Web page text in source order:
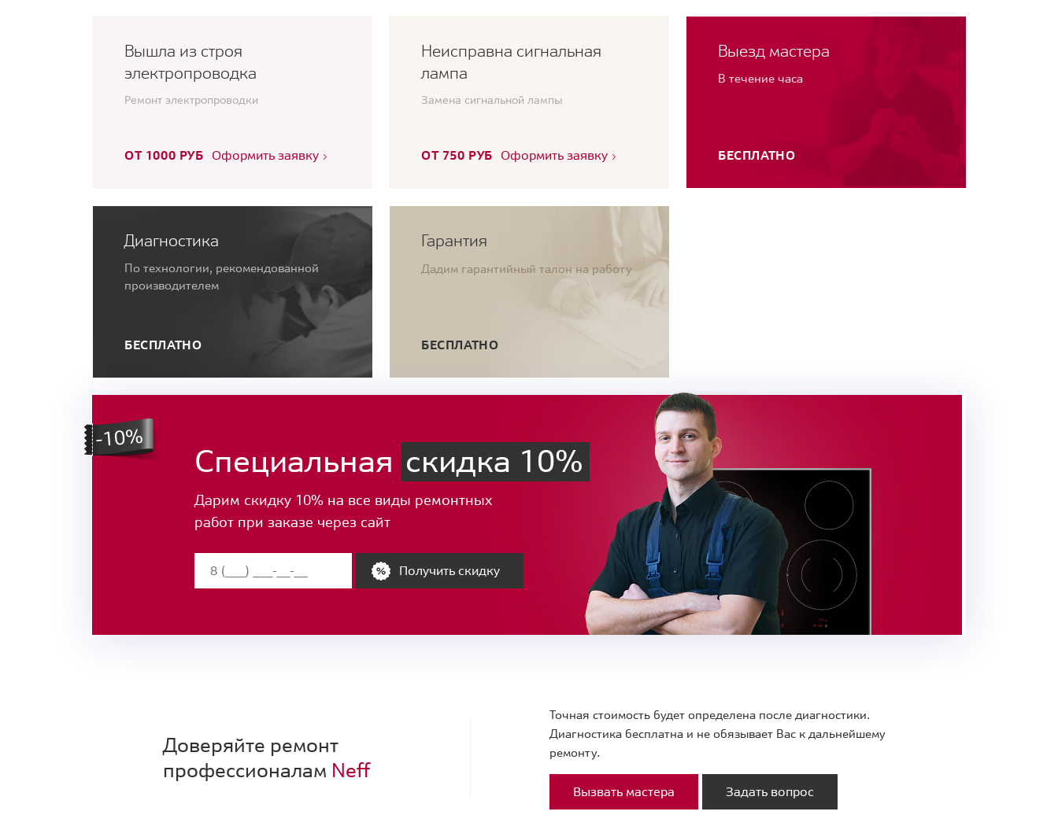
Вышла из строя
электропроводка
Ремонт электропроводки
ОТ 1000 РУБ Оформить заявку
Неисправна сигнальная
лампа
Замена сигнальной лампы
ОТ 750 РУБ Оформить заявку
Выезд мастера
В течение часа
БЕСПЛАТНО
Диагностика
По технологии, рекомендованной
производителем
БЕСПЛАТНО
Гарантия
Дадим гарантийный талон на работу
БЕСПЛАТНО
Специальная скидка 10%
Дарим скидку 10% на все виды ремонтных
работ при заказе через сайт
Получить скидку
Доверяйте ремонт
профессионалам Neff
Точная стоимость будет определена после диагностики.
Диагностика бесплатна и не обязывает Вас к дальнейшему
ремонту.
Вызвать мастера Задать вопрос